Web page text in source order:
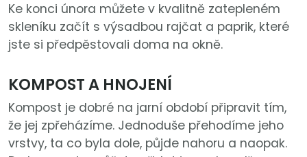
Ke konci února můžete v kvalitně zatepleném
skleníku začít s výsadbou rajčat a paprik, které
jste si předpěstovali doma na okně.
KOMPOST A HNOJENÍ
Kompost je dobré na jarní období připravit tím,
že jej zpřeházíme. Jednoduše přehodíme jeho
vrstvy, ta co byla dole, půjde nahoru a naopak.